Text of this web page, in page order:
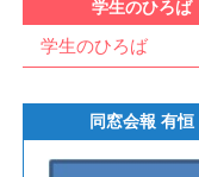
学生のひろば
学生のひろば
同窓会報 有恒